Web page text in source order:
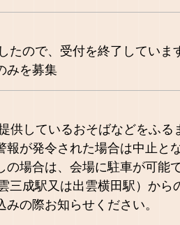
たので、受付を終了していま
みを募集
しているおそばなどをふる
が発令された場合は中止と
場合は、会場に駐車が可能
三成駅又は出雲横田駅）から
の際お知らせください。